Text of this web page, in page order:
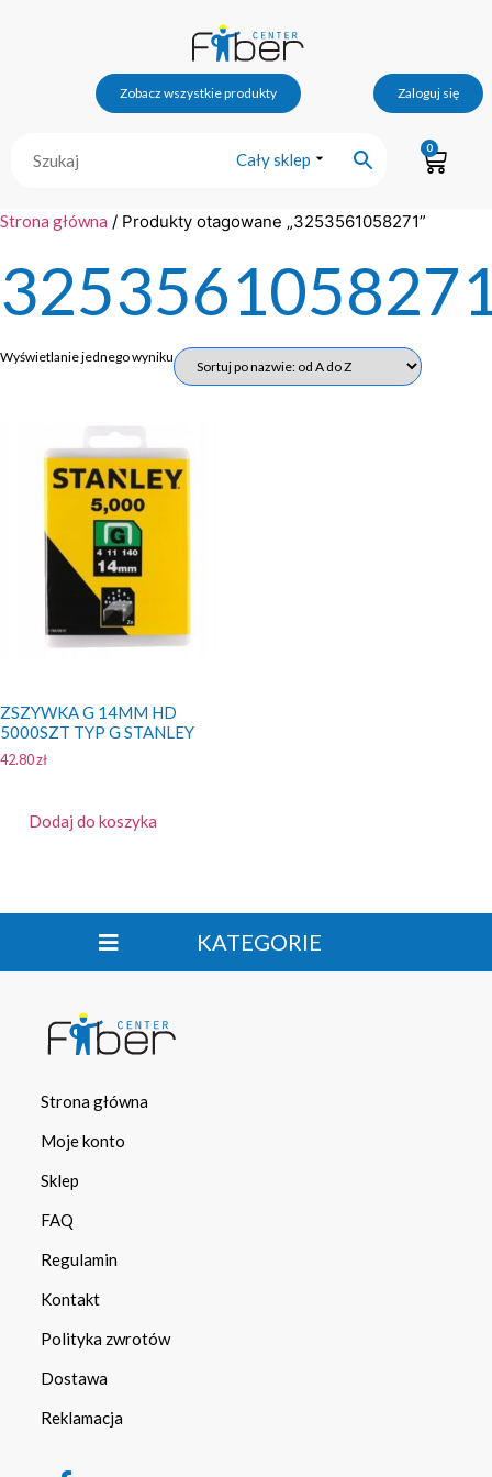
Zobacz wszystkie produkty Zaloguj się
Cały sklep
0
Strona główna / Produkty otagowane „3253561058271”
Wyświetlanie jednego wyniku
ZSZYWKA G 14MM HD
5000SZT TYP G STANLEY
42.80zł
Dodaj do koszyka
KATEGORIE
Strona główna
Moje konto
Sklep
FAQ
Regulamin
Kontakt
Polityka zwrotów
Dostawa
Reklamacja